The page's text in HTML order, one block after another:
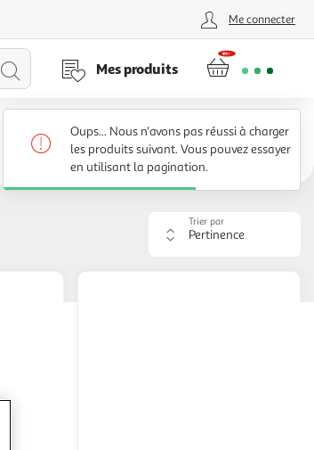
Me connecter
Lancer
la
recherche
Mes produits
Appliquer
Trier par
Oups... Nous n'avons pas réussi à charger
les produits suivant. Vous pouvez essayer
en utilisant la pagination.